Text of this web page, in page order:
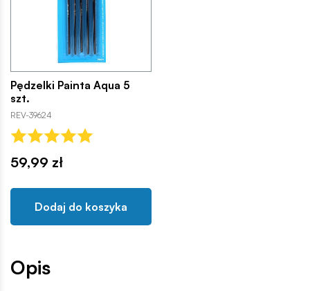
Pędzelki Painta Aqua 5
szt.
REV-39624
59,99 zł
Dodaj do koszyka
Opis